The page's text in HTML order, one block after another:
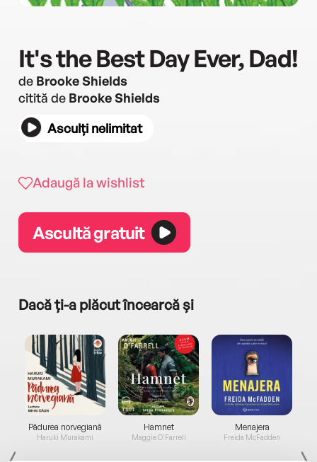
It's the Best Day Ever, Dad!
de Brooke Shields
citită de Brooke Shields
Asculți nelimitat
Adaugă la wishlist
Ascultă gratuit
Dacă ți-a plăcut încearcă și
Pădurea norvegiană
Haruki Murakami
Hamnet
Maggie O'Farrell
Menajera
Freida McFadden